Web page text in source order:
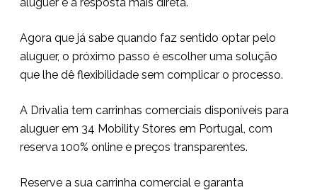
Agora que já sabe quando faz sentido optar pelo
aluguer, o próximo passo é escolher uma solução
que lhe dê flexibilidade sem complicar o processo.
A Drivalia tem carrinhas comerciais disponíveis para
aluguer em 34 Mobility Stores em Portugal, com
reserva 100% online e preços transparentes.
Reserve a sua carrinha comercial e garanta